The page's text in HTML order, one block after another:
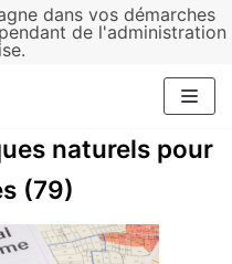
dans vos démarches
de l'administration
naturels pour
(79)